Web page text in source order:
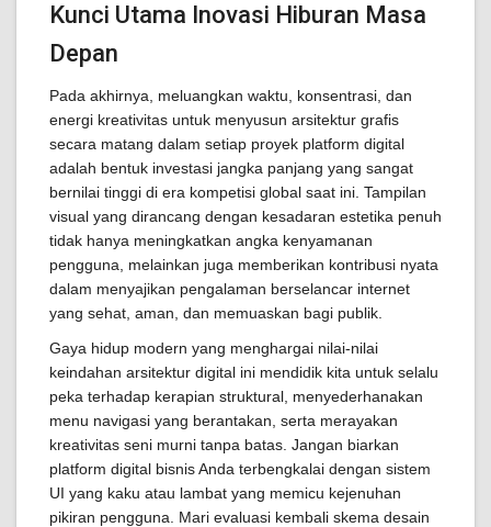
Kunci Utama Inovasi Hiburan Masa
Depan
Pada akhirnya, meluangkan waktu, konsentrasi, dan
energi kreativitas untuk menyusun arsitektur grafis
secara matang dalam setiap proyek platform digital
adalah bentuk investasi jangka panjang yang sangat
bernilai tinggi di era kompetisi global saat ini. Tampilan
visual yang dirancang dengan kesadaran estetika penuh
tidak hanya meningkatkan angka kenyamanan
pengguna, melainkan juga memberikan kontribusi nyata
dalam menyajikan pengalaman berselancar internet
yang sehat, aman, dan memuaskan bagi publik.
Gaya hidup modern yang menghargai nilai-nilai
keindahan arsitektur digital ini mendidik kita untuk selalu
peka terhadap kerapian struktural, menyederhanakan
menu navigasi yang berantakan, serta merayakan
kreativitas seni murni tanpa batas. Jangan biarkan
platform digital bisnis Anda terbengkalai dengan sistem
UI yang kaku atau lambat yang memicu kejenuhan
pikiran pengguna. Mari evaluasi kembali skema desain